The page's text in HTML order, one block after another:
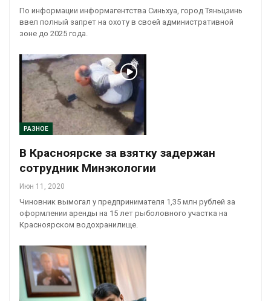
По информации информагентства Синьхуа, город Тяньцзинь
ввел полный запрет на охоту в своей административной
зоне до 2025 года.
РАЗНОЕ
В Красноярске за взятку задержан
сотрудник Минэкологии
Июн 11, 2020
Чиновник вымогал у предпринимателя 1,35 млн рублей за
оформлении аренды на 15 лет рыболовного участка на
Красноярском водохранилище.